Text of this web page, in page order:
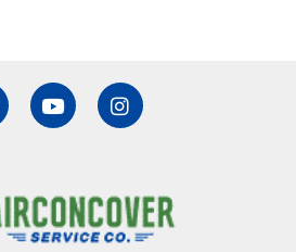
Y
o
u
b
e
I
n
s
g
r
a